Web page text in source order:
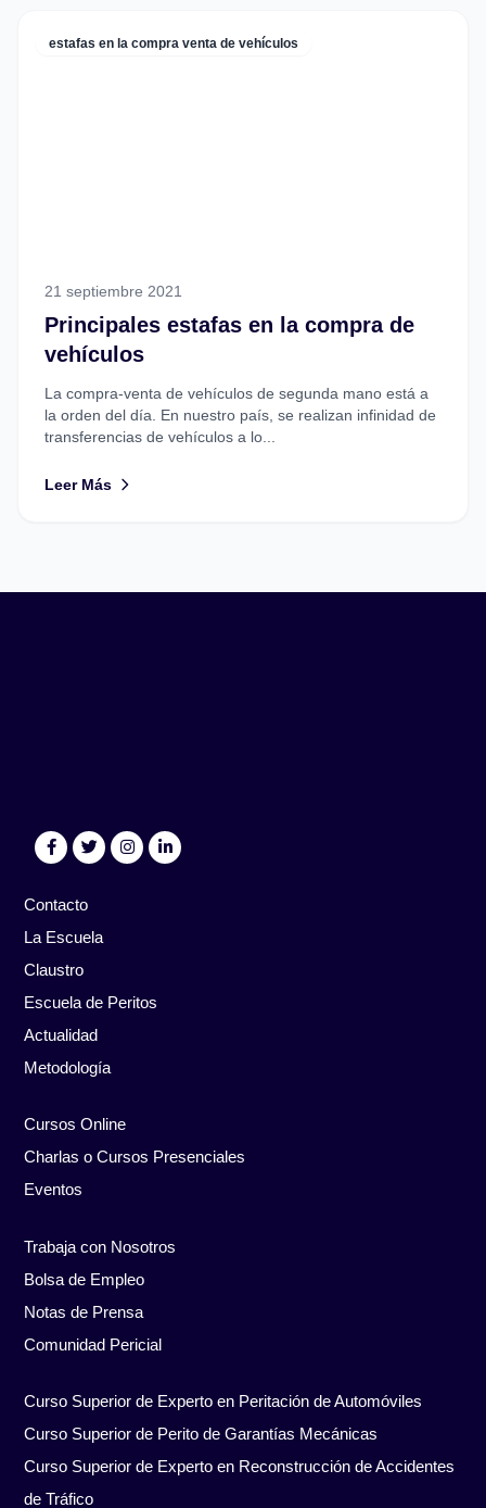
estafas en la compra venta de vehículos
21 septiembre 2021
Principales estafas en la compra de
vehículos
La compra-venta de vehículos de segunda mano está a
la orden del día. En nuestro país, se realizan infinidad de
transferencias de vehículos a lo...
Leer Más
Contacto
La Escuela
Claustro
Escuela de Peritos
Actualidad
Metodología
Cursos Online
Charlas o Cursos Presenciales
Eventos
Trabaja con Nosotros
Bolsa de Empleo
Notas de Prensa
Comunidad Pericial
Curso Superior de Experto en Peritación de Automóviles
Curso Superior de Perito de Garantías Mecánicas
Curso Superior de Experto en Reconstrucción de Accidentes
de Tráfico